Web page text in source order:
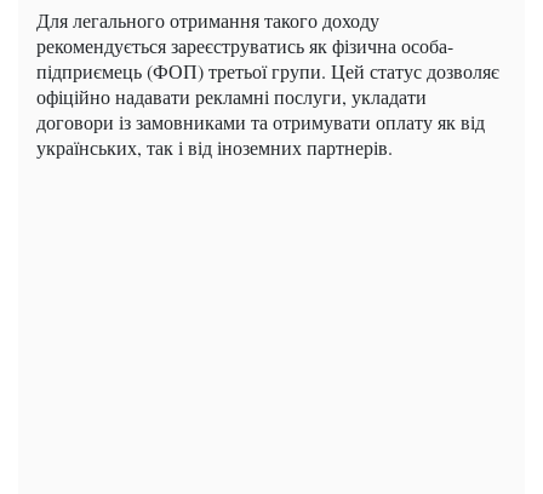
Для легального отримання такого доходу
рекомендується зареєструватись як фізична особа-
підприємець (ФОП) третьої групи. Цей статус дозволяє
офіційно надавати рекламні послуги, укладати
договори із замовниками та отримувати оплату як від
українських, так і від іноземних партнерів.